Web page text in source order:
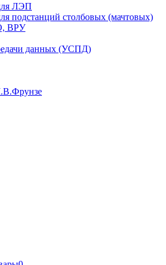
ЛЭП
подстанций столбовых (мачтовых)
ВРУ
данных (УСПД)